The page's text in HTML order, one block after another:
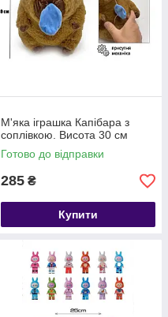
М'яка іграшка Капібара з
соплівкою. Висота 30 см
Готово до відправки
285 ₴
Купити